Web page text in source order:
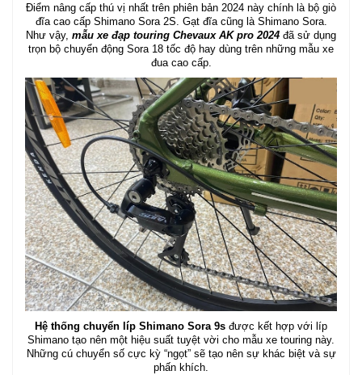
Điểm nâng cấp thú vị nhất trên phiên bản 2024 này chính là bộ giò
đĩa cao cấp Shimano Sora 2S. Gạt đĩa cũng là Shimano Sora.
Như vậy, mẫu xe đạp touring Chevaux AK pro 2024 đã sử dụng
trọn bộ chuyển động Sora 18 tốc độ hay dùng trên những mẫu xe
đua cao cấp.
Hệ thống chuyển líp Shimano Sora 9s được kết hợp với líp
Shimano tạo nên một hiệu suất tuyệt vời cho mẫu xe touring này.
Những cú chuyển số cực kỳ “ngọt” sẽ tạo nên sự khác biệt và sự
phấn khích.